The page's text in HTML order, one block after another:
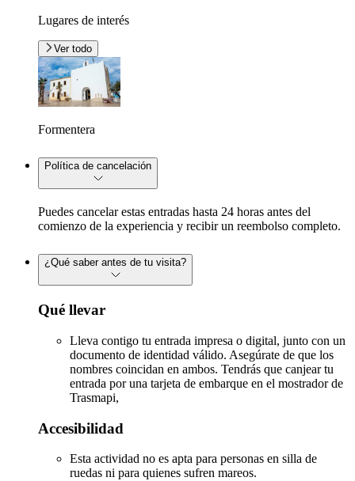
Lugares de interés
Ver todo
Formentera
Política de cancelación
Puedes cancelar estas entradas hasta 24 horas antes del
comienzo de la experiencia y recibir un reembolso completo.
¿Qué saber antes de tu visita?
Qué llevar
Lleva contigo tu entrada impresa o digital, junto con un
documento de identidad válido. Asegúrate de que los
nombres coincidan en ambos. Tendrás que canjear tu
entrada por una tarjeta de embarque en el mostrador de
Trasmapi,
Accesibilidad
Esta actividad no es apta para personas en silla de
ruedas ni para quienes sufren mareos.